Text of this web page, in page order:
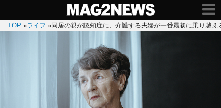
TOP »ライフ »同居の親が認知症に。介護する夫婦が一番最初に乗り越え